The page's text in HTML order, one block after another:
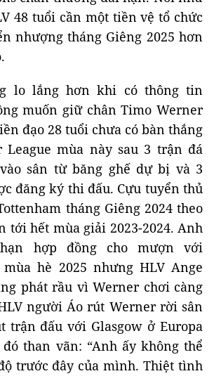
48 tuổi cần một tiền vệ tổ chức
nhượng tháng Giêng 2025 hơn
lo lắng hơn khi có thông tin
muốn giữ chân Timo Werner
đạo 28 tuổi chưa có bàn thắng
League mùa này sau 3 trận đá
sân từ băng ghế dự bị và 3
đăng ký thi đấu. Cựu tuyển thủ
tháng Giêng 2024 theo
tới hết mùa giải 2023-2024. Anh
hợp đồng cho mượn với
hè 2025 nhưng HLV Ange
phát rầu vì Werner chơi càng
người Áo rút Werner rời sân
trận đấu với Glasgow ở Europa
đó than vãn: “Anh ấy không thể
trước đây của mình. Thiệt tình